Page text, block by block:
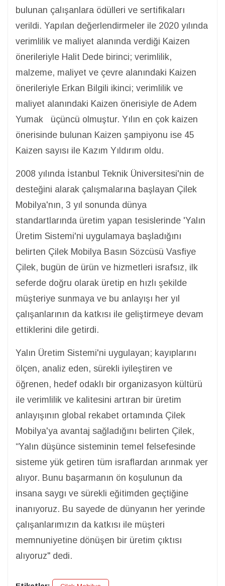
bulunan çalışanlara ödülleri ve sertifikaları
verildi. Yapılan değerlendirmeler ile 2020 yılında
verimlilik ve maliyet alanında verdiği Kaizen
önerileriyle Halit Dede birinci; verimlilik,
malzeme, maliyet ve çevre alanındaki Kaizen
önerileriyle Erkan Bilgili ikinci; verimlilik ve
maliyet alanındaki Kaizen önerisiyle de Adem
Yumak üçüncü olmuştur. Yılın en çok kaizen
önerisinde bulunan Kaizen şampiyonu ise 45
Kaizen sayısı ile Kazım Yıldırım oldu.
2008 yılında İstanbul Teknik Üniversitesi'nin de
desteğini alarak çalışmalarına başlayan Çilek
Mobilya'nın, 3 yıl sonunda dünya
standartlarında üretim yapan tesislerinde 'Yalın
Üretim Sistemi'ni uygulamaya başladığını
belirten Çilek Mobilya Basın Sözcüsü Vasfiye
Çilek, bugün de ürün ve hizmetleri israfsız, ilk
seferde doğru olarak üretip en hızlı şekilde
müşteriye sunmaya ve bu anlayışı her yıl
çalışanlarının da katkısı ile geliştirmeye devam
ettiklerini dile getirdi.
Yalın Üretim Sistemi'ni uygulayan; kayıplarını
ölçen, analiz eden, sürekli iyileştiren ve
öğrenen, hedef odaklı bir organizasyon kültürü
ile verimlilik ve kalitesini artıran bir üretim
anlayışının global rekabet ortamında Çilek
Mobilya'ya avantaj sağladığını belirten Çilek,
“Yalın düşünce sisteminin temel felsefesinde
sisteme yük getiren tüm israflardan arınmak yer
alıyor. Bunu başarmanın ön koşulunun da
insana saygı ve sürekli eğitimden geçtiğine
inanıyoruz. Bu sayede de dünyanın her yerinde
çalışanlarımızın da katkısı ile müşteri
memnuniyetine dönüşen bir üretim çıktısı
alıyoruz" dedi.